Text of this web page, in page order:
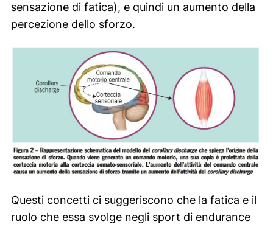
sensazione di fatica), e quindi un aumento della
percezione dello sforzo.
Questi concetti ci suggeriscono che la fatica e il
ruolo che essa svolge negli sport di endurance